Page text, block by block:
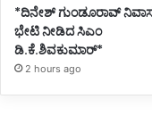
*ದಿನೇಶ್ ಗುಂಡೂರಾವ್
ಭೇಟಿ ನೀಡಿದ ಸಿಎಂ
ಡಿ.ಕೆ.ಶಿವಕುಮಾರ್*
2 hours ago